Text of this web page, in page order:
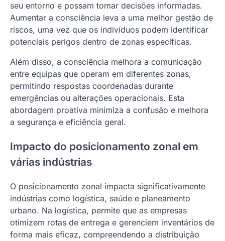
seu entorno e possam tomar decisões informadas.
Aumentar a consciência leva a uma melhor gestão de
riscos, uma vez que os indivíduos podem identificar
potenciais perigos dentro de zonas específicas.
Além disso, a consciência melhora a comunicação
entre equipas que operam em diferentes zonas,
permitindo respostas coordenadas durante
emergências ou alterações operacionais. Esta
abordagem proativa minimiza a confusão e melhora
a segurança e eficiência geral.
Impacto do posicionamento zonal em
várias indústrias
O posicionamento zonal impacta significativamente
indústrias como logística, saúde e planeamento
urbano. Na logística, permite que as empresas
otimizem rotas de entrega e gerenciem inventários de
forma mais eficaz, compreendendo a distribuição